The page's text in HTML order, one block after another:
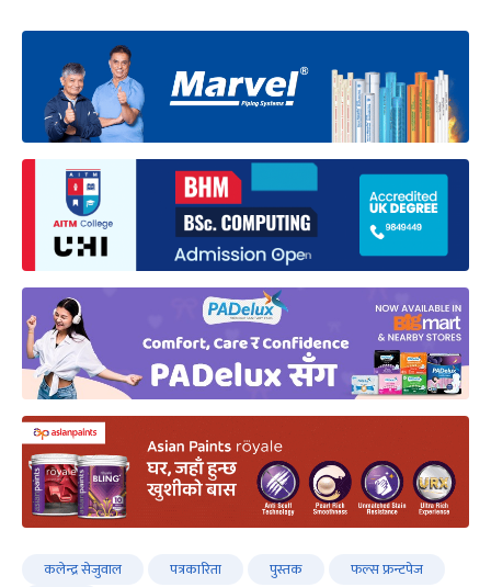
कलेन्द्र सेजुवाल पत्रकारिता पुस्तक
फल्स फ्रन्टपेज